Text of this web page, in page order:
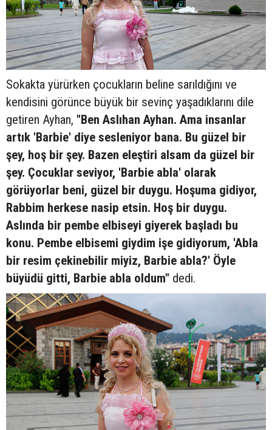
Sokakta yürürken çocukların beline sarıldığını ve
kendisini görünce büyük bir sevinç yaşadıklarını dile
getiren Ayhan, "Ben Aslıhan Ayhan. Ama insanlar
artık 'Barbie' diye sesleniyor bana. Bu güzel bir
şey, hoş bir şey. Bazen eleştiri alsam da güzel bir
şey. Çocuklar seviyor, 'Barbie abla' olarak
görüyorlar beni, güzel bir duygu. Hoşuma gidiyor,
Rabbim herkese nasip etsin. Hoş bir duygu.
Aslında bir pembe elbiseyi giyerek başladı bu
konu. Pembe elbisemi giydim işe gidiyorum, 'Abla
bir resim çekinebilir miyiz, Barbie abla?' Öyle
büyüdü gitti, Barbie abla oldum" dedi.